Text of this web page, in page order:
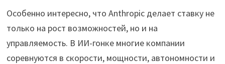
Особенно интересно, что Anthropic делает ставку не
только на рост возможностей, но и на
управляемость. В ИИ-гонке многие компании
соревнуются в скорости, мощности, автономности и